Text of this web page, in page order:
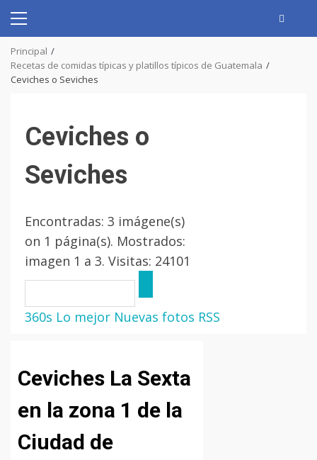
Primary
Principal
Recetas de comidas típicas y platillos típicos de Guatemala
Ceviches o Seviches
Ceviches o
Seviches
Encontradas: 3 imágene(s)
on 1 página(s). Mostrados:
imagen 1 a 3. Visitas: 24101
360s Lo mejor Nuevas fotos RSS
Ceviches La Sexta
en la zona 1 de la
Ciudad de